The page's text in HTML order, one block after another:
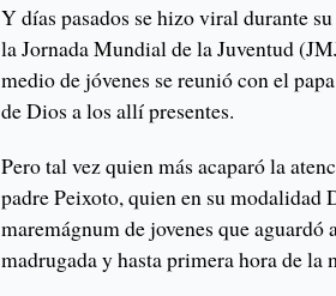
Y días pasados se hizo viral durante
la Jornada Mundial de la Juventud
medio de jóvenes se reunió con el
de Dios a los allí presentes.
Pero tal vez quien más acaparó la
padre Peixoto, quien en su
maremágnum de jovenes que
madrugada y hasta primera hora de la